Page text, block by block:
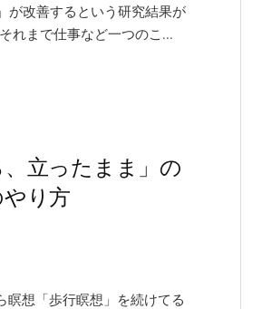
が改善するという研究結果が
れまで仕事など一つのこ...
立ったまま」の
り方
瞑想「歩行瞑想」を続けてる